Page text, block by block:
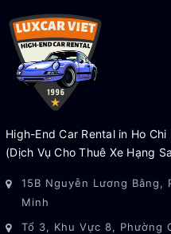
High-End Car Rental in Ho
(Dịch Vụ Cho Thuê Xe Hạng
15B Nguyễn Lương Bằng,
Minh
Tổ 3, Khu Vực 8, Phường